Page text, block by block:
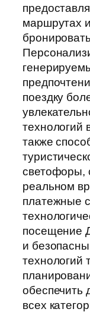
маршрутах
поездку
технологий
также
светофоры,
реальном
платежные
посещение
и
технологий
обеспечить
всех